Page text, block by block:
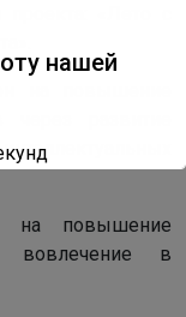
«Лето с
на повышение
на повышение
вовлечение в
нашей